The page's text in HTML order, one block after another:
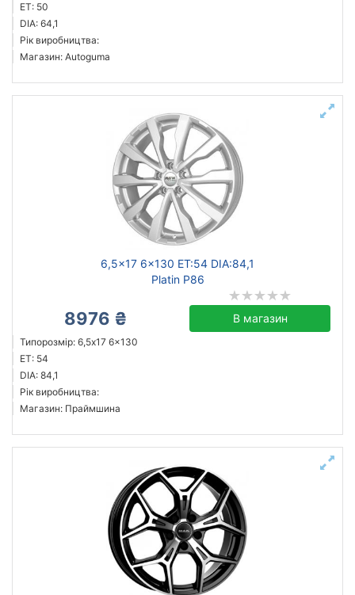
ET: 50
DIA: 64,1
Рік виробництва:
Магазин: Autoguma
6,5x17 6x130 ET:54 DIA:84,1
Platin P86
8976 ₴ В магазин
Типорозмір: 6,5x17 6x130
ET: 54
DIA: 84,1
Рік виробництва:
Магазин: Праймшина